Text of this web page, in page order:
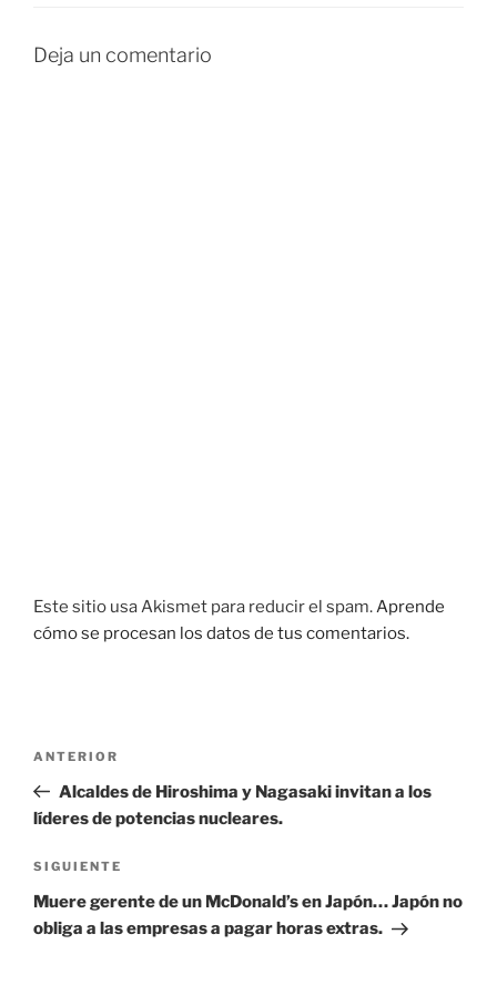
Deja un comentario
Este sitio usa Akismet para reducir el spam.Aprende
cómo se procesan los datos de tus comentarios.
entradas
Entrada
anterior:
ANTERIOR
Alcaldes de Hiroshima y Nagasaki invitan a los
líderes de potencias nucleares.
Siguiente
entrada
SIGUIENTE
Muere gerente de un McDonald’s en Japón… Japón no
obliga a las empresas a pagar horas extras.